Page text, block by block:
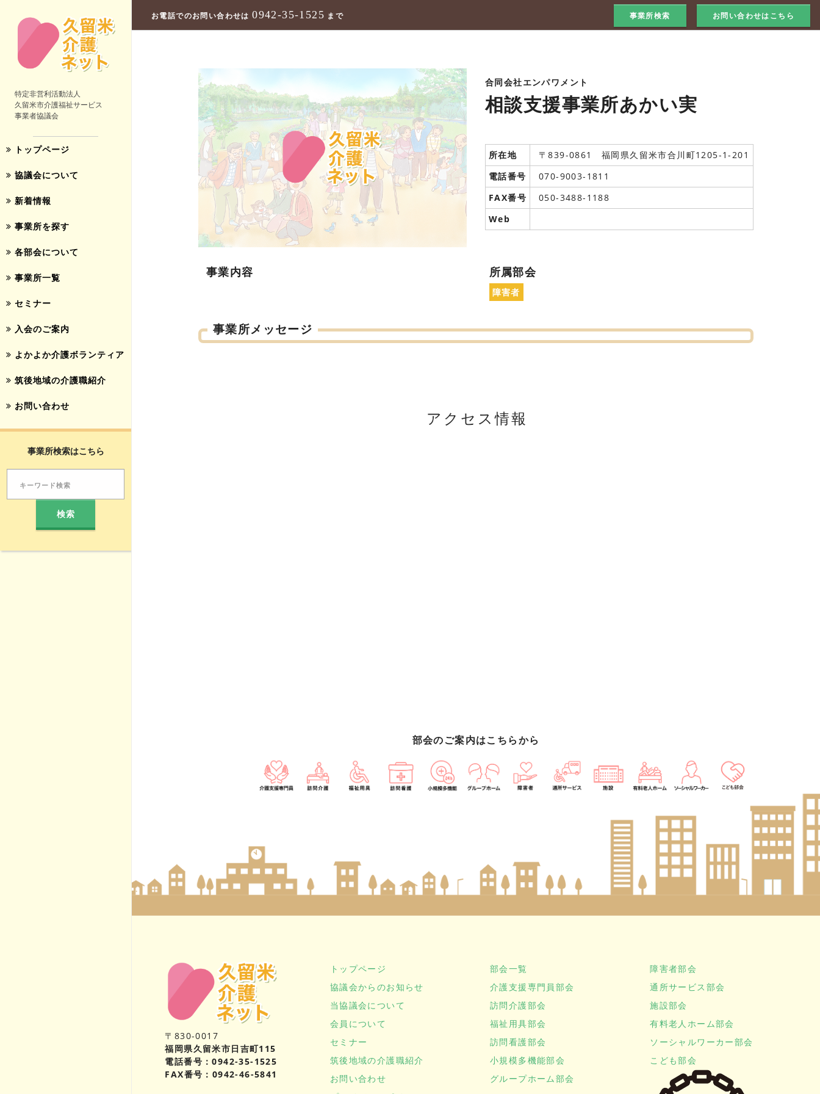
特定非営利活動法人
久留米市介護福祉サービス
事業者協議会
トップページ
協議会について
新着情報
事業所を探す
各部会について
事業所一覧
セミナー
入会のご案内
よかよか介護ボランティア
筑後地域の介護職紹介
お問い合わせ
事業所検索はこちら
お電話でのお問い合わせは0942-35-1525 まで 事業所検索 お問い合わせはこちら
合同会社エンパワメント
相談支援事業所あかい実
所在地
〒839-0861 福岡県久留米市合川町1205-1-201
電話番号
070-9003-1811
FAX番号
050-3488-1188
Web
事業内容 所属部会
障害者
事業所メッセージ
アクセス情報
部会のご案内はこちらから
〒830-0017
福岡県久留米市日吉町115
電話番号：0942-35-1525
FAX番号：0942-46-5841
トップページ
協議会からのお知らせ
当協議会について
会員について
セミナー
筑後地域の介護職紹介
お問い合わせ
部会一覧
介護支援専門員部会
訪問介護部会
福祉用具部会
訪問看護部会
小規模多機能部会
グループホーム部会
障害者部会
通所サービス部会
施設部会
有料老人ホーム部会
ソーシャルワーカー部会
こども部会